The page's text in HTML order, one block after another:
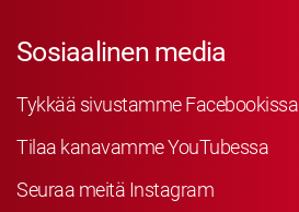
Sosiaalinen media
Tykkää sivustamme Facebookissa
Tilaa kanavamme YouTubessa
Seuraa meitä Instagram